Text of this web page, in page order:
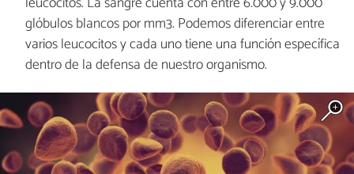
glóbulos blancos por mm3. Podemos diferenciar entre
varios leucocitos y cada uno tiene una función específica
dentro de la defensa de nuestro organismo.